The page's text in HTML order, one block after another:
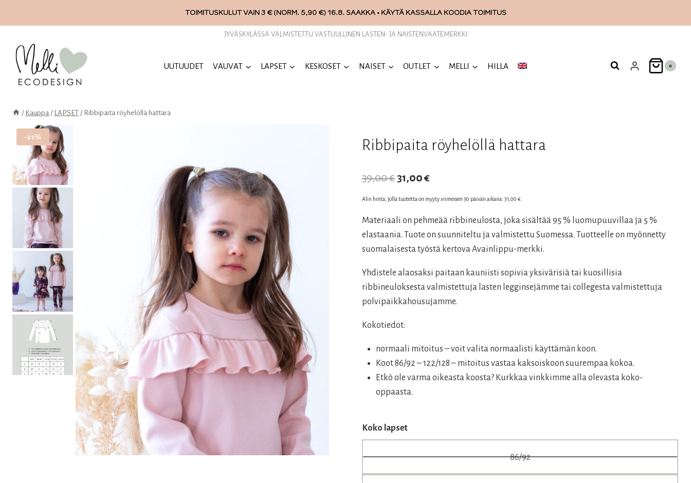
TOIMITUSKULUT VAIN 3 € (NORM. 5,90 €) 16.8. SAAKKA • KÄYTÄ KASSALLA KOODIATOIMITUS
JYVÄSKYLÄSSÄ VALMISTETTU VASTUULLINEN LASTEN- JA NAISTENVAATEMERKKI
UUTUUDET VAUVAT LAPSET KESKOSET NAISET OUTLET MELLI HILLA 0
/ Kauppa / LAPSET / Ribbipaita röyhelöllä hattara
-21% Ribbipaita röyhelöllä hattara
39,00€ Alkuperäinen
hinta
oli:
39,00 €.
31,00€
hinta
on:
31,00 €.
Alin hinta, jolla tuotetta on myyty viimeisen 30 päivän aikana: 31,00 €
Materiaali on pehmeää ribbineulosta, joka sisältää 95 % luomupuuvillaa ja 5 %
elastaania. Tuote on suunniteltu ja valmistettu Suomessa. Tuotteelle on myönnetty
suomalaisesta työstä kertova Avainlippu-merkki.
Yhdistele alaosaksi paitaan kauniisti sopivia yksivärisiä tai kuosillisia
ribbineuloksesta valmistettuja lasten legginsejämme tai collegesta valmistettuja
polvipaikkahousujamme.
Kokotiedot:
normaali mitoitus – voit valita normaalisti käyttämän koon.
Koot 86/92 – 122/128 – mitoitus vastaa kaksoiskoon suurempaa kokoa.
Etkö ole varma oikeasta koosta? Kurkkaa vinkkimme alla olevasta koko-
oppaasta.
Koko lapset